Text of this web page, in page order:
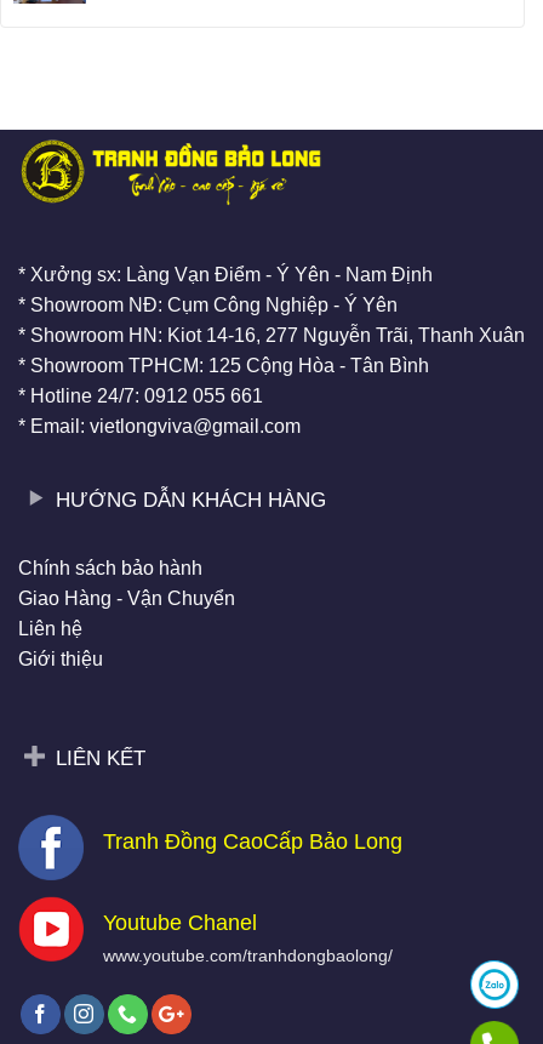
* Xưởng sx: Làng Vạn Điểm - Ý Yên - Nam Định
* Showroom NĐ: Cụm Công Nghiệp - Ý Yên
* Showroom HN: Kiot 14-16, 277 Nguyễn Trãi, Thanh Xuân
* Showroom TPHCM: 125 Cộng Hòa - Tân Bình
* Hotline 24/7: 0912 055 661
* Email: vietlongviva@gmail.com
HƯỚNG DẪN KHÁCH HÀNG
Chính sách bảo hành
Giao Hàng - Vận Chuyển
Liên hệ
Giới thiệu
LIÊN KẾT
Tranh Đồng CaoCấp Bảo Long
Youtube Chanel
www.youtube.com/tranhdongbaolong/